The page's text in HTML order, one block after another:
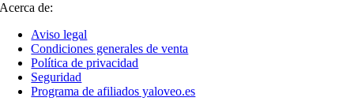
Acerca de:
Aviso legal
Condiciones generales de venta
Política de privacidad
Seguridad
Programa de afiliados yaloveo.es